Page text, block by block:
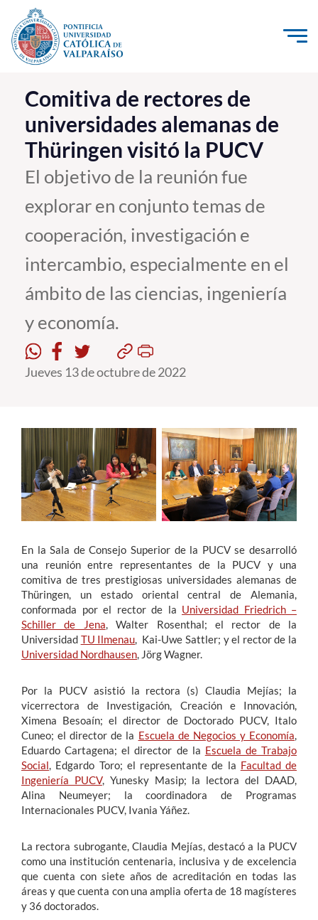
Click acá para ir directamente al contenido
La Universidad
Investigación, Creación e Innovación
PUCV Internacional
Vinculación con el Medio
Pregrado
Estudiantes
Alumni
English
Comitiva de rectores de
universidades alemanas de
Thüringen visitó la PUCV
El objetivo de la reunión fue
explorar en conjunto temas de
cooperación, investigación e
intercambio, especialmente en el
ámbito de las ciencias, ingeniería
y economía.
Jueves 13 de octubre de 2022
En la Sala de Consejo Superior de la PUCV se desarrolló
una reunión entre representantes de la PUCV y una
comitiva de tres prestigiosas universidades alemanas de
Thüringen, un estado oriental central de Alemania,
conformada por el rector de la Universidad Friedrich –
Schiller de Jena, Walter Rosenthal; el rector de la
Universidad TU Ilmenau, Kai-Uwe Sattler; y el rector de la
Universidad Nordhausen, Jörg Wagner.
Por la PUCV asistió la rectora (s) Claudia Mejías; la
vicerrectora de Investigación, Creación e Innovación,
Ximena Besoaín; el director de Doctorado PUCV, Italo
Cuneo; el director de la Escuela de Negocios y Economía,
Eduardo Cartagena; el director de la Escuela de Trabajo
Social, Edgardo Toro; el representante de la Facultad de
Ingeniería PUCV, Yunesky Masip; la lectora del DAAD,
Alina Neumeyer; la coordinadora de Programas
Internacionales PUCV, Ivania Yáñez.
La rectora subrogante, Claudia Mejías, destacó a la PUCV
como una institución centenaria, inclusiva y de excelencia
que cuenta con siete años de acreditación en todas las
áreas y que cuenta con una amplia oferta de 18 magísteres
y 36 doctorados.